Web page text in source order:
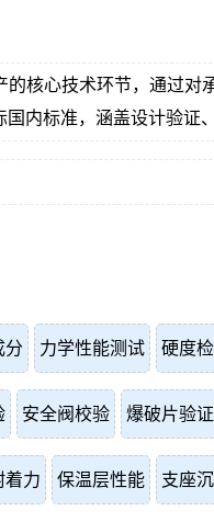
核心技术环节，通过
内标准，涵盖设计验
分 力学性能测试 硬度
安全阀校验 爆破片验证
着力 保温层性能 支座